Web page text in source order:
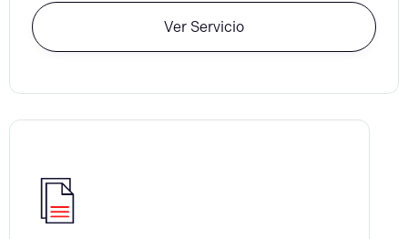
Ver Servicio